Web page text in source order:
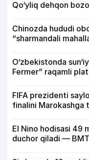
Qo‘yliq dehqon
Chinozda hududi
“sharmandali
O‘zbekistonda
Fermer” raqamli
FIFA prezidenti
finalini Marokashga
El Nino hodisasi 49
duchor qiladi — BMT